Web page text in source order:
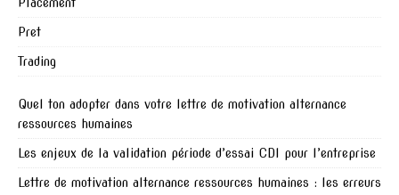
Pret
Trading
Quel ton adopter dans votre lettre de motivation alternance
ressources humaines
Les enjeux de la validation période d’essai CDI pour l’entreprise
Lettre de motivation alternance ressources humaines : les erreurs